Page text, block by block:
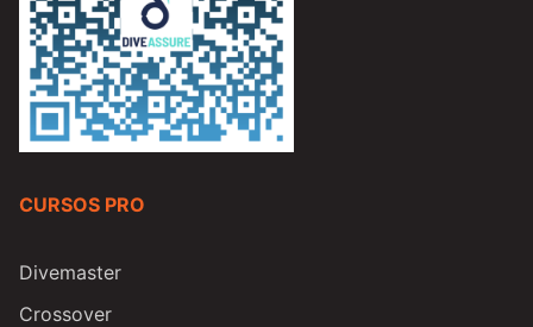
CURSOS PRO
Divemaster
Crossover